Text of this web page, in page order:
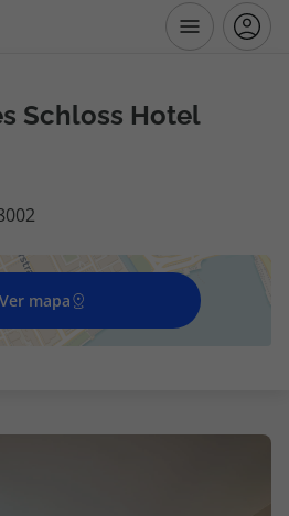
Schloss Hotel
Ver mapa